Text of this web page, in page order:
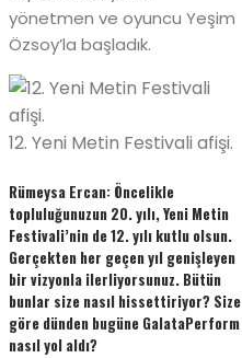
yönetmen ve oyuncu Yeşim
Özsoy’la başladık.
12. Yeni Metin Festivali afişi.
Rümeysa Ercan: Öncelikle
topluluğunuzun 20. yılı, Yeni Metin
Festivali’nin de 12. yılı kutlu olsun.
Gerçekten her geçen yıl genişleyen
bir vizyonla ilerliyorsunuz. Bütün
bunlar size nasıl hissettiriyor? Size
göre dünden bugüne GalataPerform
nasıl yol aldı?